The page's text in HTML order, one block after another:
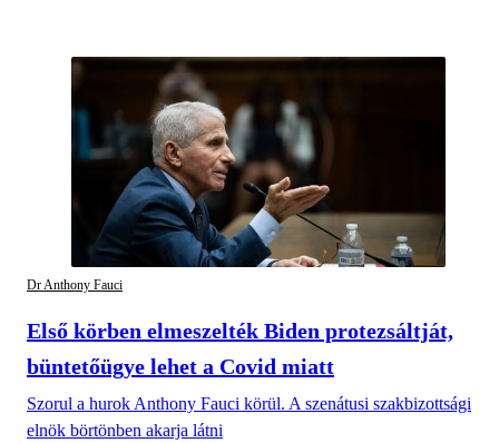
Dr Anthony Fauci
Első körben elmeszelték Biden protezsáltját,
büntetőügye lehet a Covid miatt
Szorul a hurok Anthony Fauci körül. A szenátusi szakbizottsági
elnök börtönben akarja látni